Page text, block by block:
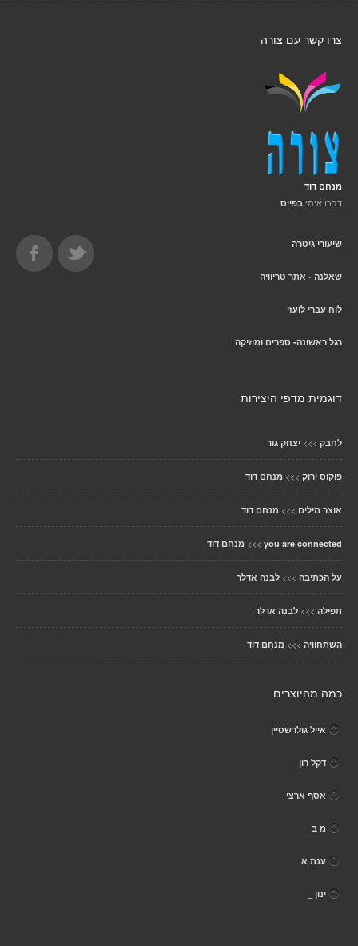
צרו קשר עם צורה
מנחם דוד
דברו איתי בפייס
שיעורי גיטרה
שאלנה - אתר טריוויה
לוח עברי לועזי
רגל ראשונה- ספרים ומוזיקה
דוגמית מדפי היצירות
לחבק >>> יצחק גור
פוקוס ירוק >>> מנחם דוד
אוצר מילים >>> מנחם דוד
you are connected
>>> מנחם דוד
על הכתיבה >>> לבנה אדלר
תפילה >>> לבנה אדלר
השתחוויה >>> מנחם דוד
כמה מהיוצרים
אייל גולדשטיין
דקל רון
אסף ארצי
מ ב
ענת א
ינון _